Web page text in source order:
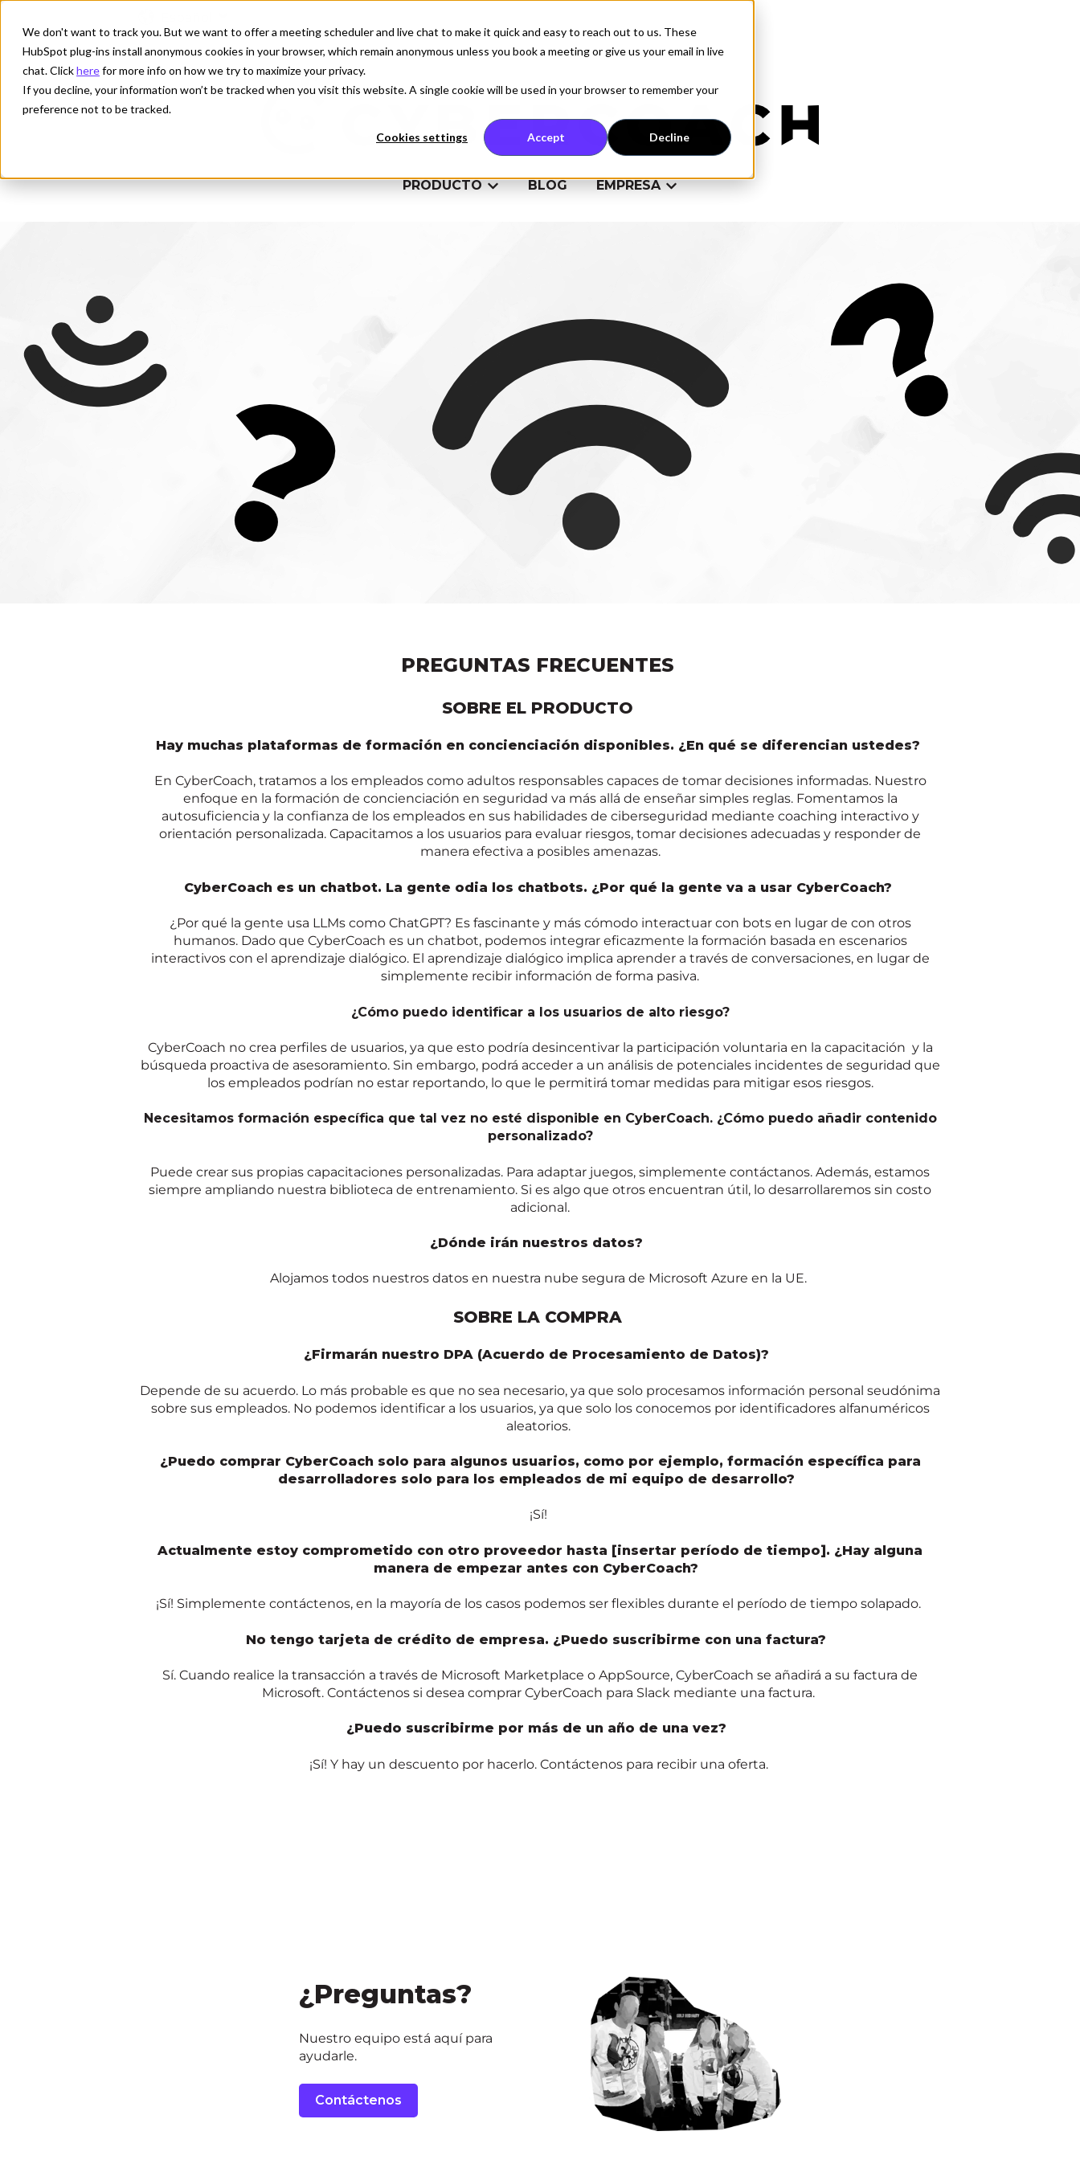
We don't want to track you. But we want to offer a meeting scheduler and live chat to make it quick and easy to reach out to us. These
HubSpot plug-ins install anonymous cookies in your browser, which remain anonymous unless you book a meeting or give us your email in live
chat. Clickherefor more info on how we try to maximize your privacy.
If you decline, your information won’t be tracked when you visit this website. A single cookie will be used in your browser to remember your
preference not to be tracked.
Cookies settings Accept Decline
Traducciones de Mostrar submenú de
PRODUCTO
Mostrar submenú de PRODUCTO
BLOG EMPRESA
Mostrar submenú de EMPRESA
PREGUNTAS FRECUENTES
SOBRE EL PRODUCTO
Hay muchas plataformas de formación en concienciación disponibles. ¿En qué se diferencian ustedes?
En CyberCoach, tratamos a los empleados como adultos responsables capaces de tomar decisiones informadas. Nuestro
enfoque en la formación de concienciación en seguridad va más allá de enseñar simples reglas. Fomentamos la
autosuficiencia y la confianza de los empleados en sus habilidades de ciberseguridad mediante coaching interactivo y
orientación personalizada. Capacitamos a los usuarios para evaluar riesgos, tomar decisiones adecuadas y responder de
manera efectiva a posibles amenazas.
CyberCoach es un chatbot. La gente odia los chatbots. ¿Por qué la gente va a usar CyberCoach?
¿Por qué la gente usa LLMs como ChatGPT? Es fascinante y más cómodo interactuar con bots en lugar de con otros
humanos. Dado que CyberCoach es un chatbot, podemos integrar eficazmente la formación basada en escenarios
interactivos con el aprendizaje dialógico. El aprendizaje dialógico implica aprender a través de conversaciones, en lugar de
simplemente recibir información de forma pasiva.
¿Cómo puedo identificar a los usuarios de alto riesgo?
CyberCoach no crea perfiles de usuarios, ya que esto podría desincentivar la participación voluntaria en la capacitación y la
búsqueda proactiva de asesoramiento. Sin embargo, podrá acceder a un análisis de potenciales incidentes de seguridad que
los empleados podrían no estar reportando, lo que le permitirá tomar medidas para mitigar esos riesgos.
Necesitamos formación específica que tal vez no esté disponible en CyberCoach. ¿Cómo puedo añadir contenido
personalizado?
Puede crear sus propias capacitaciones personalizadas. Para adaptar juegos, simplemente contáctanos. Además, estamos
siempre ampliando nuestra biblioteca de entrenamiento. Si es algo que otros encuentran útil, lo desarrollaremos sin costo
adicional.
¿Dónde irán nuestros datos?
Alojamos todos nuestros datos en nuestra nube segura de Microsoft Azure en la UE.
SOBRE LA COMPRA
¿Firmarán nuestro DPA (Acuerdo de Procesamiento de Datos)?
Depende de su acuerdo. Lo más probable es que no sea necesario, ya que solo procesamos información personal seudónima
sobre sus empleados. No podemos identificar a los usuarios, ya que solo los conocemos por identificadores alfanuméricos
aleatorios.
¿Puedo comprar CyberCoach solo para algunos usuarios, como por ejemplo, formación específica para
desarrolladores solo para los empleados de mi equipo de desarrollo?
¡Sí!
Actualmente estoy comprometido con otro proveedor hasta [insertar período de tiempo]. ¿Hay alguna
manera de empezar antes con CyberCoach?
¡Sí! Simplemente contáctenos, en la mayoría de los casos podemos ser flexibles durante el período de tiempo solapado.
No tengo tarjeta de crédito de empresa. ¿Puedo suscribirme con una factura?
Sí. Cuando realice la transacción a través de Microsoft Marketplace o AppSource, CyberCoach se añadirá a su factura de
Microsoft. Contáctenos si desea comprar CyberCoach para Slack mediante una factura.
¿Puedo suscribirme por más de un año de una vez?
¡Sí! Y hay un descuento por hacerlo. Contáctenos para recibiruna oferta.
¿Preguntas?
Nuestro equipo está aquí para
ayudarle.
Contáctenos